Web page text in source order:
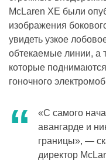
McLaren XE были
изображения
увидеть узкое
обтекаемые линии, а
которые
гоночного
«С самого
авангарде и
границы», —
директор